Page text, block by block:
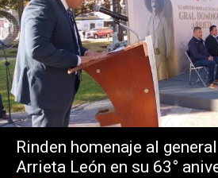
Rinden homenaje al
Arrieta León en su 63°